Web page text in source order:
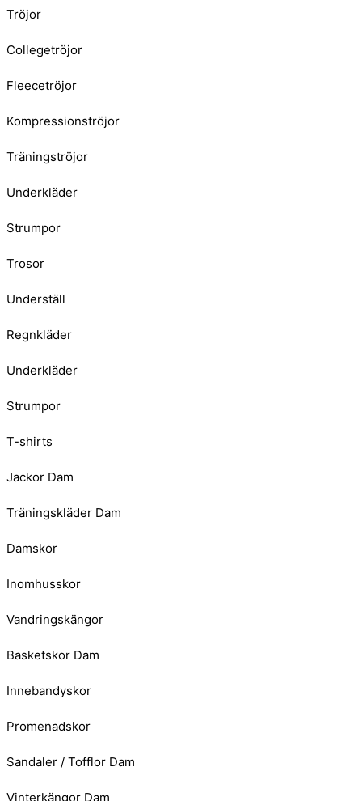
Tröjor
Collegetröjor
Fleecetröjor
Kompressionströjor
Träningströjor
Underkläder
Strumpor
Trosor
Underställ
Regnkläder
Underkläder
Strumpor
T-shirts
Jackor Dam
Träningskläder Dam
Damskor
Inomhusskor
Vandringskängor
Basketskor Dam
Innebandyskor
Promenadskor
Sandaler / Tofflor Dam
Vinterkängor Dam